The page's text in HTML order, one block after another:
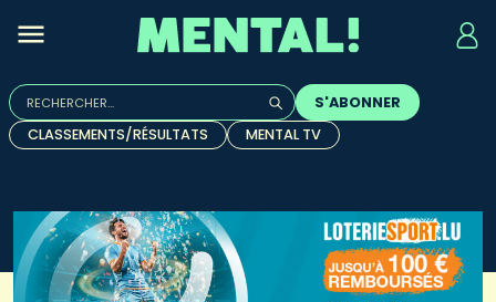
Rechercher :
Quand les résultats de l'auto-complétion sont
S'ABONNER
CLASSEMENTS/RÉSULTATS
MENTAL TV